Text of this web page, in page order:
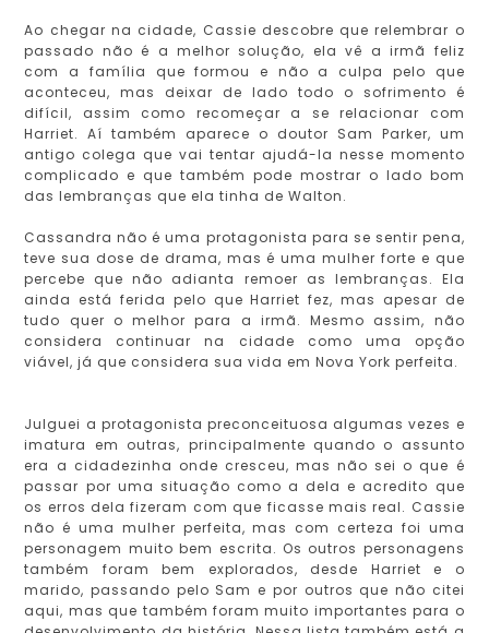
Ao chegar na cidade, Cassie descobre que relembrar o
passado não é a melhor solução, ela vê a irmã feliz
com a família que formou e não a culpa pelo que
aconteceu, mas deixar de lado todo o sofrimento é
difícil, assim como recomeçar a se relacionar com
Harriet. Aí também aparece o doutor Sam Parker, um
antigo colega que vai tentar ajudá-la nesse momento
complicado e que também pode mostrar o lado bom
das lembranças que ela tinha de Walton.
Cassandra não é uma protagonista para se sentir pena,
teve sua dose de drama, mas é uma mulher forte e que
percebe que não adianta remoer as lembranças. Ela
ainda está ferida pelo que Harriet fez, mas apesar de
tudo quer o melhor para a irmã. Mesmo assim, não
considera continuar na cidade como uma opção
viável, já que considera sua vida em Nova York perfeita.
Julguei a protagonista preconceituosa algumas vezes e
imatura em outras, principalmente quando o assunto
era a cidadezinha onde cresceu, mas não sei o que é
passar por uma situação como a dela e acredito que
os erros dela fizeram com que ficasse mais real. Cassie
não é uma mulher perfeita, mas com certeza foi uma
personagem muito bem escrita. Os outros personagens
também foram bem explorados, desde Harriet e o
marido, passando pelo Sam e por outros que não citei
aqui, mas que também foram muito importantes para o